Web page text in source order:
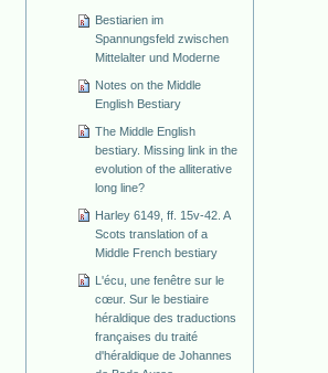
Bestiarien im
Spannungsfeld zwischen
Mittelalter und Moderne
Notes on the Middle
English Bestiary
The Middle English
bestiary. Missing link in the
evolution of the alliterative
long line?
Harley 6149, ff. 15v-42. A
Scots translation of a
Middle French bestiary
L'écu, une fenêtre sur le
cœur. Sur le bestiaire
héraldique des traductions
françaises du traité
d'héraldique de Johannes